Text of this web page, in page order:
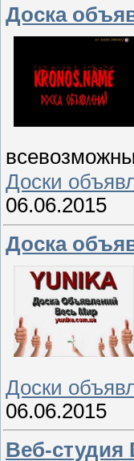
Доска
Доски
06.06.2015
Доска
Доски
06.06.2015
Веб-студия